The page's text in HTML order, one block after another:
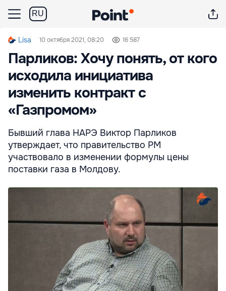
RU
Lisa 10 октября 2021, 08:20 16 587
Парликов: Хочу понять, от кого
исходила инициатива
изменить контракт с
«Газпромом»
Бывший глава НАРЭ Виктор Парликов
утверждает, что правительство РМ
участвовало в изменении формулы цены
поставки газа в Молдову.